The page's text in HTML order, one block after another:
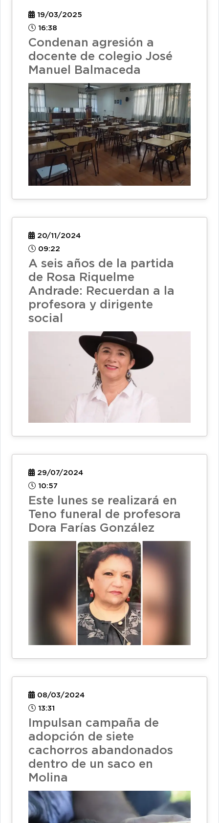
19/03/2025
16:38
Condenan agresión a
docente de colegio José
Manuel Balmaceda
20/11/2024
09:22
A seis años de la partida
de Rosa Riquelme
Andrade: Recuerdan a la
profesora y dirigente
social
29/07/2024
10:57
Este lunes se realizará en
Teno funeral de profesora
Dora Farías González
08/03/2024
13:31
Impulsan campaña de
adopción de siete
cachorros abandonados
dentro de un saco en
Molina